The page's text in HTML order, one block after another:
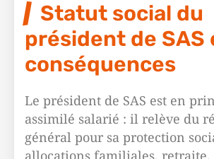
Statut social du
président de SAS
conséquences
Le président de SAS est en
assimilé salarié : il relève du
général pour sa protection
allocations familiales, retraite,